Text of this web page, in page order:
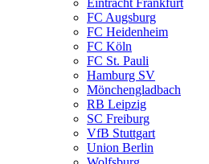
Eintracht Frankfurt
FC Augsburg
FC Heidenheim
FC Köln
FC St. Pauli
Hamburg SV
Mönchengladbach
RB Leipzig
SC Freiburg
VfB Stuttgart
Union Berlin